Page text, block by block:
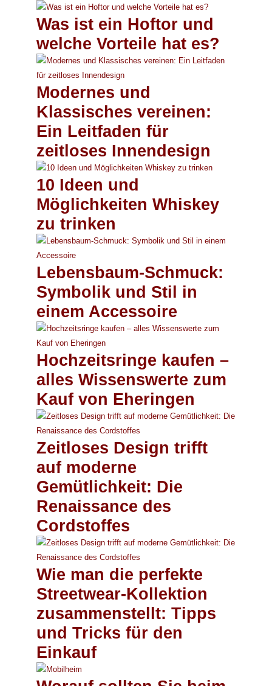
Was ist ein Hoftor und
welche Vorteile hat es?
Modernes und
Klassisches vereinen:
Ein Leitfaden für
zeitloses Innendesign
10 Ideen und
Möglichkeiten Whiskey
zu trinken
Lebensbaum-Schmuck:
Symbolik und Stil in
einem Accessoire
Hochzeitsringe kaufen –
alles Wissenswerte zum
Kauf von Eheringen
Zeitloses Design trifft
auf moderne
Gemütlichkeit: Die
Renaissance des
Cordstoffes
Wie man die perfekte
Streetwear-Kollektion
zusammenstellt: Tipps
und Tricks für den
Einkauf